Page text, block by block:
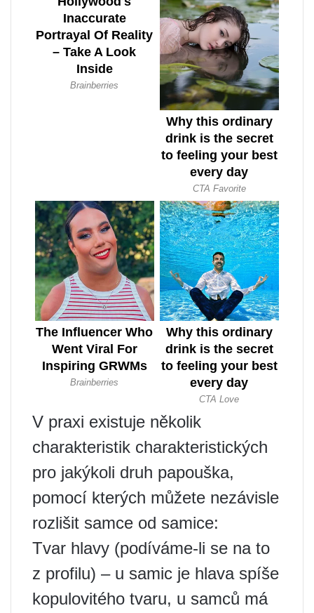
V praxi existuje několik
charakteristik charakteristických
pro jakýkoli druh papouška,
pomocí kterých můžete nezávisle
rozlišit samce od samice:
Tvar hlavy (podíváme-li se na to
z profilu) – u samic je hlava spíše
kopulovitého tvaru, u samců má